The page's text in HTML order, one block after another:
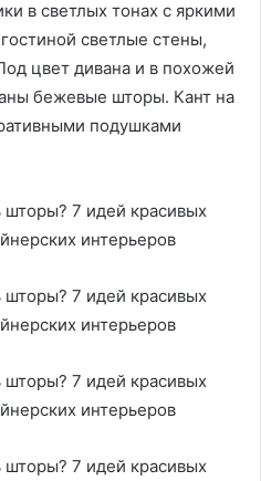
в светлых тонах с яркими
светлые стены,
цвет дивана и в похожей
бежевые шторы. Кант на
подушками